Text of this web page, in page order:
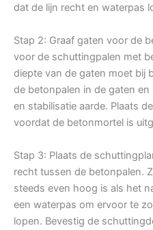
dat de lijn recht en waterpas
Stap 2: Graaf gaten voor de
voor de schuttingpalen met
diepte van de gaten moet bij
de betonpalen in de gaten
en stabilisatie aarde. Plaats
voordat de betonmortel is
Stap 3: Plaats de
recht tussen de betonpalen.
steeds even hoog is als het
een waterpas om ervoor te
lopen. Bevestig de